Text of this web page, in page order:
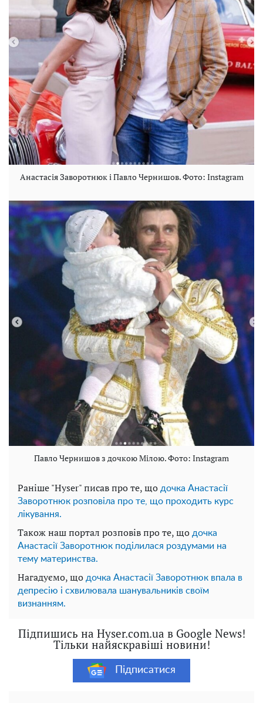
Анастасія Заворотнюк і Павло Чернишов. Фото: Instagram
Павло Чернишов з дочкою Мілою. Фото: Instagram
Раніше "Hyser" писав про те, що дочка Анастасії
Заворотнюк розповіла про те, що проходить курс
лікування.
Також наш портал розповів про те, що дочка
Анастасії Заворотнюк поділилася роздумами на
тему материнства.
Нагадуємо, що дочка Анастасії Заворотнюк впала в
депресію і схвилювала шанувальників своїм
визнанням.
Підпишись на Hyser.com.ua в Google News!
Тільки найяскравіші новини!
Підписатися